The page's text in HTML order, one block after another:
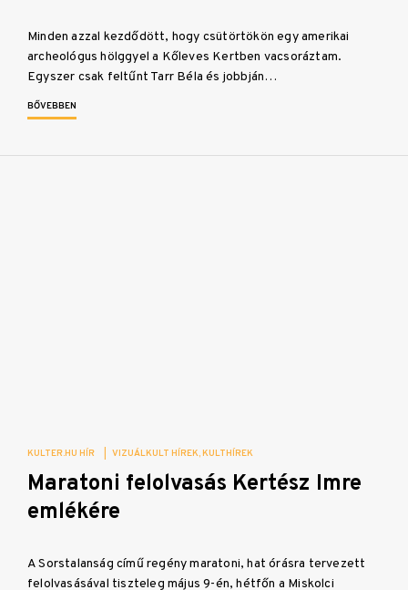
Minden azzal kezdődött, hogy csütörtökön egy amerikai
archeológus hölggyel a Kőleves Kertben vacsoráztam.
Egyszer csak feltűnt Tarr Béla és jobbján…
BŐVEBBEN
KULTER.HU HÍR VIZUÁLKULT HÍREK KULTHÍREK
Maratoni felolvasás Kertész Imre
emlékére
A Sorstalanság című regény maratoni, hat órásra tervezett
felolvasásával tiszteleg május 9-én, hétfőn a Miskolci